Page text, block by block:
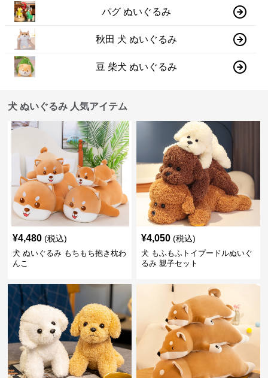
パグ ぬいぐるみ
秋田 犬 ぬいぐるみ
豆 柴犬 ぬいぐるみ
犬 ぬいぐるみ 人気アイテム
¥4,480 (税込)
犬 ぬいぐるみ もちもち抱き枕わ
んこ
¥4,050 (税込)
犬 もふもふトイプードルぬいぐ
るみ 親子セット